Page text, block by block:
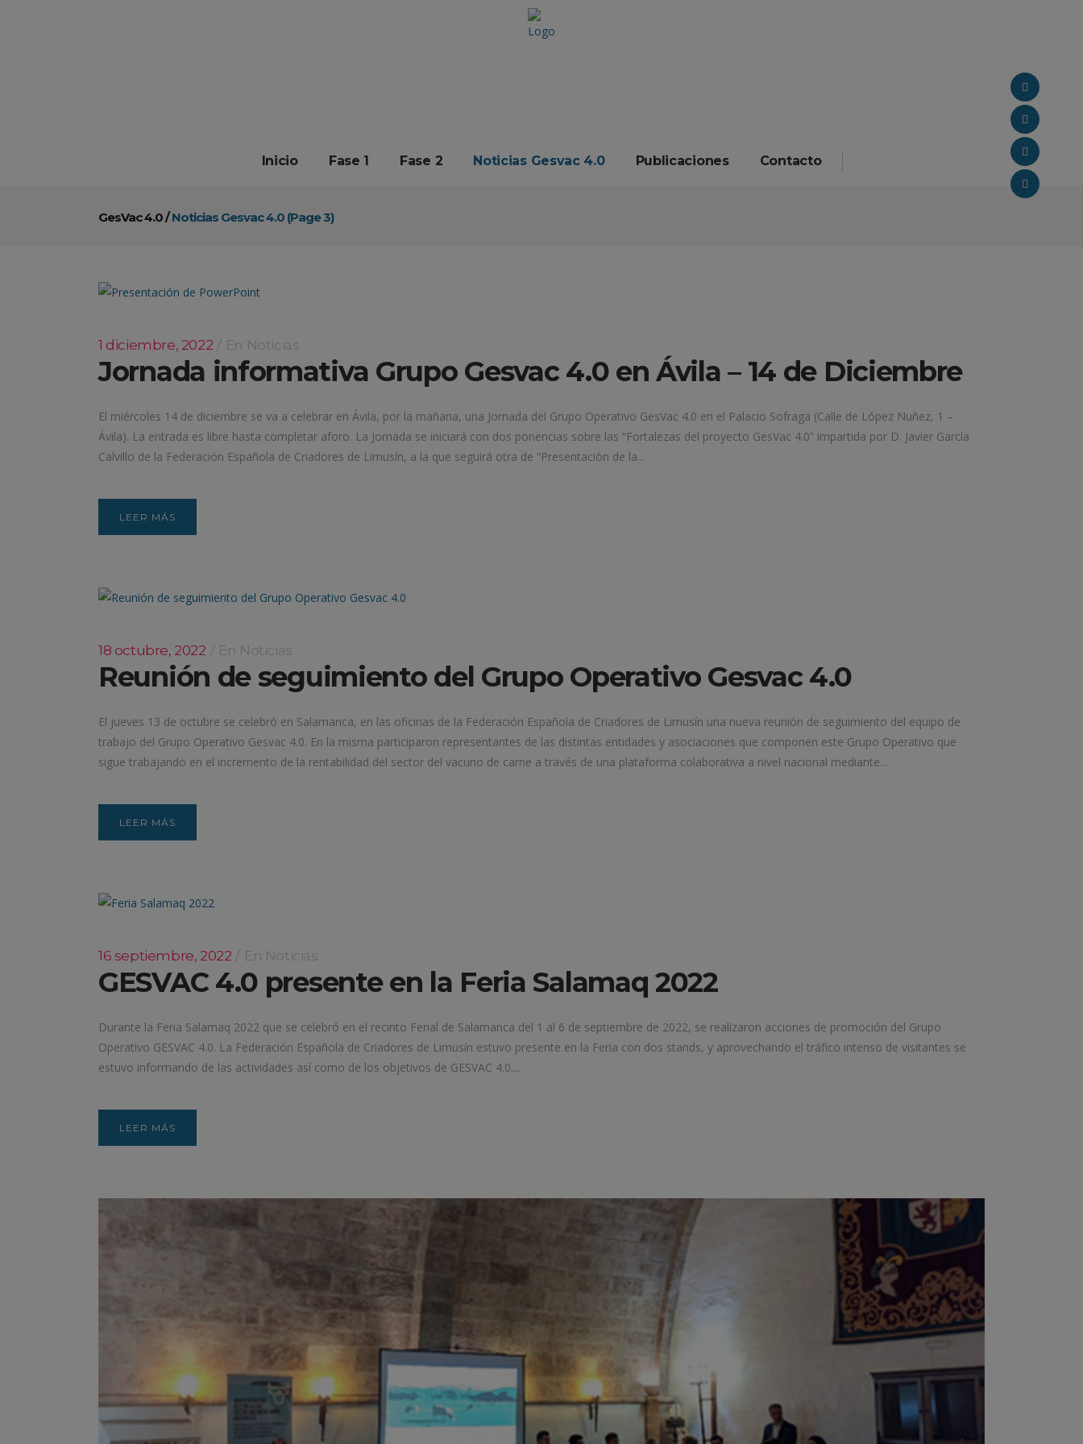
Inicio Fase 1 Fase 2 Noticias Gesvac 4.0 Publicaciones Contacto
GesVac 4.0/Noticias Gesvac 4.0 (Page 3)
1 diciembre, 2022 En Noticias
Jornada informativa Grupo Gesvac 4.0 en Ávila – 14 de Diciembre
El miércoles 14 de diciembre se va a celebrar en Ávila, por la mañana, una Jornada del Grupo Operativo GesVac 4.0 en el Palacio Sofraga (Calle de López Nuñez, 1 –
Ávila). La entrada es libre hasta completar aforo. La Jornada se iniciará con dos ponencias sobre las “Fortalezas del proyecto GesVac 4.0” impartida por D. Javier García
Calvillo de la Federación Española de Criadores de Limusín, a la que seguirá otra de “Presentación de la...
LEER MÁS
18 octubre, 2022 En Noticias
Reunión de seguimiento del Grupo Operativo Gesvac 4.0
El jueves 13 de octubre se celebró en Salamanca, en las oficinas de la Federación Española de Criadores de Limusín una nueva reunión de seguimiento del equipo de
trabajo del Grupo Operativo Gesvac 4.0. En la misma participaron representantes de las distintas entidades y asociaciones que componen este Grupo Operativo que
sigue trabajando en el incremento de la rentabilidad del sector del vacuno de carne a través de una plataforma colaborativa a nivel nacional mediante...
LEER MÁS
16 septiembre, 2022 En Noticias
GESVAC 4.0 presente en la Feria Salamaq 2022
Durante la Feria Salamaq 2022 que se celebró en el recinto Ferial de Salamanca del 1 al 6 de septiembre de 2022, se realizaron acciones de promoción del Grupo
Operativo GESVAC 4.0. La Federación Española de Criadores de Limusín estuvo presente en la Feria con dos stands, y aprovechando el tráfico intenso de visitantes se
estuvo informando de las actividades así como de los objetivos de GESVAC 4.0....
LEER MÁS